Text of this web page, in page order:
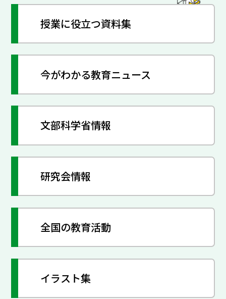
授業に役立つ資料集
今がわかる教育ニュース
文部科学省情報
研究会情報
全国の教育活動
イラスト集